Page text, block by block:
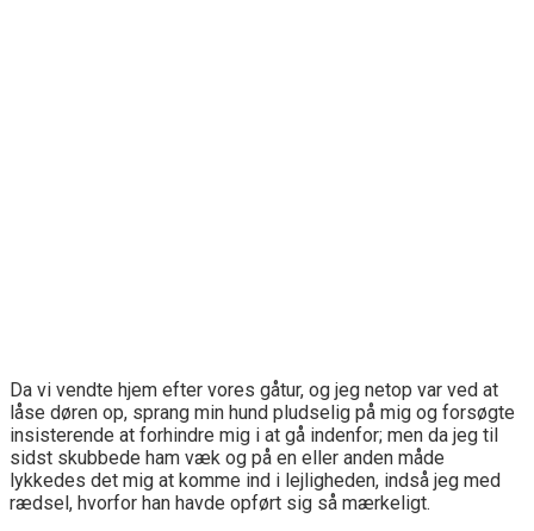
Da vi vendte hjem efter vores gåtur, og jeg netop var ved at
låse døren op, sprang min hund pludselig på mig og forsøgte
insisterende at forhindre mig i at gå indenfor; men da jeg til
sidst skubbede ham væk og på en eller anden måde
lykkedes det mig at komme ind i lejligheden, indså jeg med
rædsel, hvorfor han havde opført sig så mærkeligt.